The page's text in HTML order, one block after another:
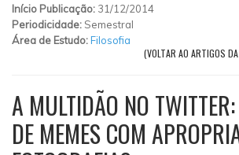
Início Publicação: 31/12/2014
Periodicidade: Semestral
Área de Estudo:Filosofia
(VOLTAR AO ARTIGOS
A MULTIDÃO NO
DE MEMES COM